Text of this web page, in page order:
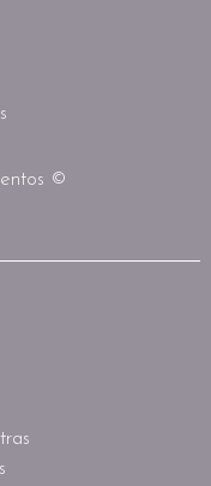
©